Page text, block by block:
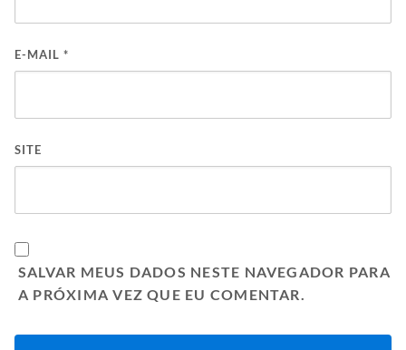
E-MAIL *
SITE
SALVAR MEUS DADOS NESTE NAVEGADOR PARA
A PRÓXIMA VEZ QUE EU COMENTAR.